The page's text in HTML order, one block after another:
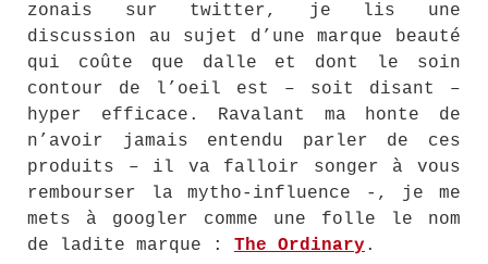
zonais sur twitter, je lis une
discussion au sujet d’une marque beauté
qui coûte que dalle et dont le soin
contour de l’oeil est – soit disant –
hyper efficace. Ravalant ma honte de
n’avoir jamais entendu parler de ces
produits – il va falloir songer à vous
rembourser la mytho-influence -, je me
mets à googler comme une folle le nom
de ladite marque : The Ordinary.